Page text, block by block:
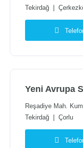
Tekirdağ
Yeni Avrupa
Reşadiye Mah.
Tekirdağ
Çorlu